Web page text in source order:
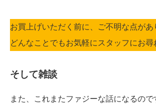
お買上げいただく前に、ご不明な点があ
どんなことでもお気軽にスタッフにお尋
そして雑談
また、これまたファジーな話になるので